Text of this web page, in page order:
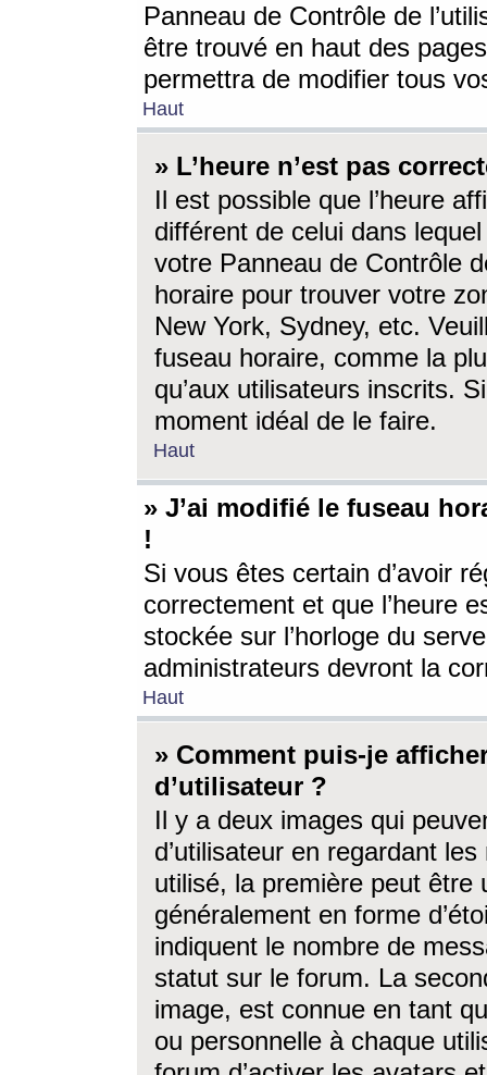
Panneau de Contrôle de
être trouvé en haut des
permettra de modifier tous
Haut
» L’heure n’est pas
Il est possible que l’heure
différent de celui dans
votre Panneau de Contrôle
horaire pour trouver votre
New York, Sydney, etc.
fuseau horaire, comme la
qu’aux utilisateurs inscrits.
moment idéal de le faire.
Haut
» J’ai modifié le fuseau
!
Si vous êtes certain d’avoir
correctement et que l’heure
stockée sur l’horloge du
administrateurs devront la
Haut
» Comment puis-je
d’utilisateur ?
Il y a deux images qui
d’utilisateur en regardant
utilisé, la première peut être
généralement en forme
indiquent le nombre de
statut sur le forum. La
image, est connue en tant
ou personnelle à chaque